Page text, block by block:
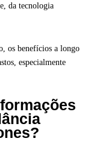
da tecnologia
os benefícios a longo
especialmente